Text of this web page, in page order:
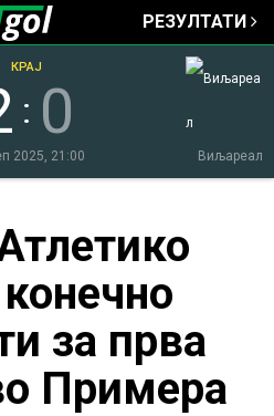
to navigation
РЕЗУЛТАТИ
Виљареал
: 0
КРАЈ
2025, 21:00
за прва
Примера